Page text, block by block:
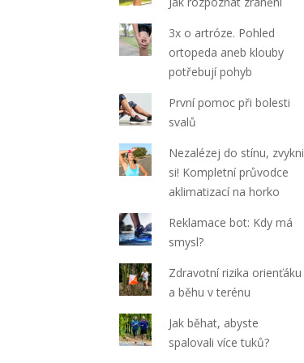
3x o artróze. Pohled
ortopeda aneb klouby
potřebují pohyb
První pomoc při bolesti
svalů
Nezalézej do stínu, zvykni
si! Kompletní průvodce
aklimatizací na horko
Reklamace bot: Kdy má
smysl?
Zdravotní rizika orienťáku
a běhu v terénu
Jak běhat, abyste
spalovali více tuků?